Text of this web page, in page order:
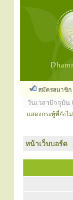
สมัครสมาชิก
วันเวลาปัจจุบัน
แสดงกระทู้ที่ยังไ
หน้าเว็บบอร์ด